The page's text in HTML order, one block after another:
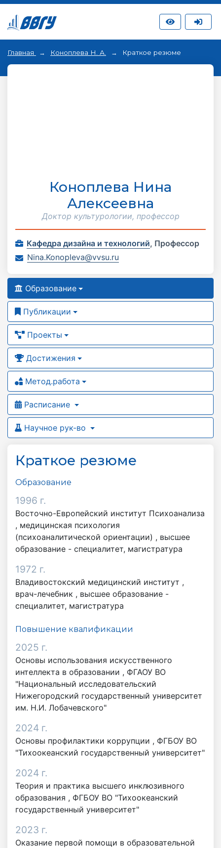
Главная Коноплева Н. А. Краткое резюме
Коноплева Нина
Алексеевна
Доктор культурологии, профессор
Кафедра дизайна и технологий, Профессор
Nina.Konopleva@vvsu.ru
Образование
Публикации
Проекты
Достижения
Метод.работа
Расписание
Научное рук-во
Краткое резюме
Образование
1996 г.
Восточно-Европейский институт Психоанализа
, медицинская психология
(психоаналитической ориентации) , высшее
образование - специалитет, магистратура
1972 г.
Владивостокский медицинский институт ,
врач-лечебник , высшее образование -
специалитет, магистратура
Повышение квалификации
2025 г.
Основы использования искусственного
интеллекта в образовании , ФГАОУ ВО
"Национальный исследовательский
Нижегородский государственный университет
им. Н.И. Лобачевского"
2024 г.
Основы профилактики коррупции , ФГБОУ ВО
"Тихоокеанский государственный университет"
2024 г.
Теория и практика высшего инклюзивного
образования , ФГБОУ ВО "Тихоокеанский
государственный университет"
2023 г.
Оказание первой помощи в образовательной